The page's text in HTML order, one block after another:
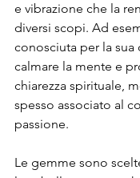
e vibrazione che la
diversi scopi. Ad
conosciuta per la sua
calmare la mente e
chiarezza spirituale,
spesso associato al
passione.
Le gemme sono